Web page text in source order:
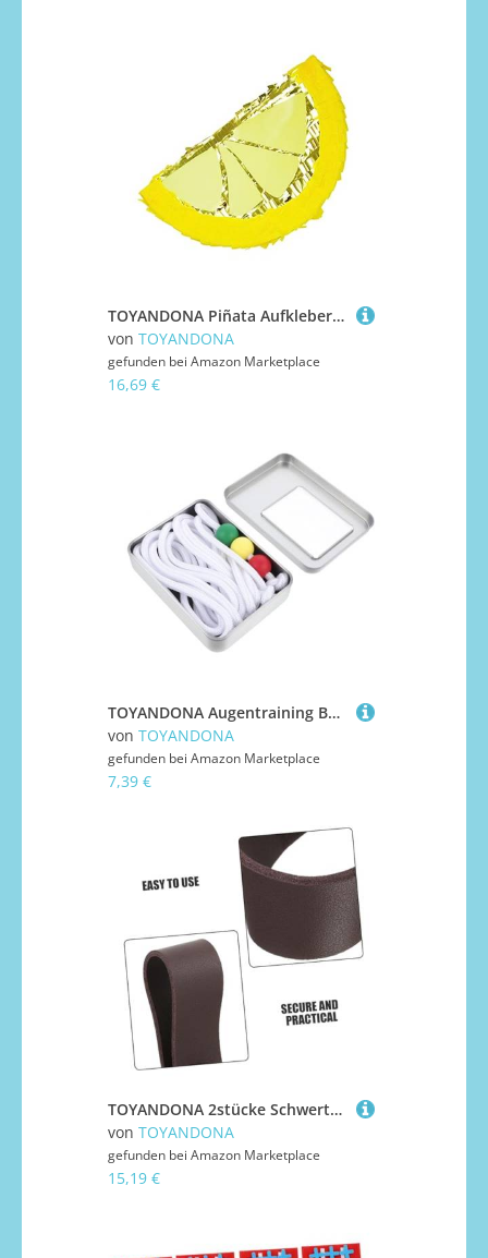
TOYANDONA Piñata Aufkleber Stuffer Füllbonbons Gelbe Pinata Geburtstagsdekorationen Pinata Nähen Vierzehn Tage Taco Fruchtpinata Partyzubehör Zitrone Neon Papier Yellow
von TOYANDONA
gefunden bei Amazon Marketplace
16,69 €
TOYANDONA Augentraining Ball Matte DREI Farbige Kugeln mit Nylonseil für Sehübungen zur Sehkonvergenz und Kurzsichtigkeitskorrektur Tragbar mit Aufbewahrungsbox Fördert Aufmerksamkeit
von TOYANDONA
gefunden bei Amazon Marketplace
7,39 €
TOYANDONA 2stücke Schwerthalterung Aus Pu-Material Für Einzelnes Schwertträger Im Mittelalter-Stil Schwertgurt Mit Renaissance-Design Hüfthalter Für Cosplay Und
von TOYANDONA
gefunden bei Amazon Marketplace
15,19 €